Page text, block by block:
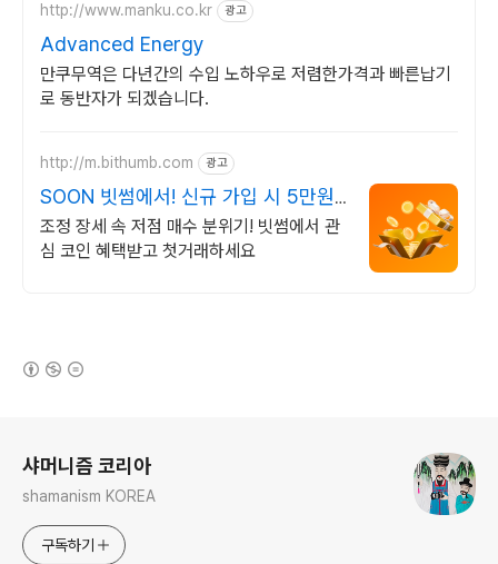
http://www.manku.co.kr 광고
Advanced Energy
만쿠무역은 다년간의 수입 노하우로 저렴한가격과 빠른납기
로 동반자가 되겠습니다.
http://m.bithumb.com 광고
SOON 빗썸에서! 신규 가입 시 5만원
혜택
조정 장세 속 저점 매수 분위기! 빗썸에서 관
심 코인 혜택받고 첫거래하세요
샤머니즘 코리아
shamanism KOREA
구독하기